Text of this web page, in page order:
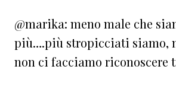
@marika: meno male che
più….più stropicciati siamo,
non ci facciamo riconoscere